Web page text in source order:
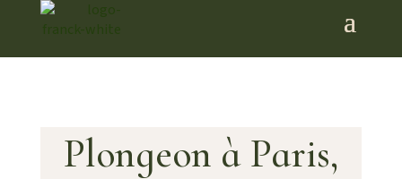
Plongeon à Paris,